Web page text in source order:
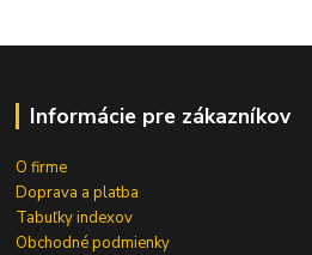
Informácie pre zákazníkov
O firme
Doprava a platba
Tabuľky indexov
Obchodné podmienky